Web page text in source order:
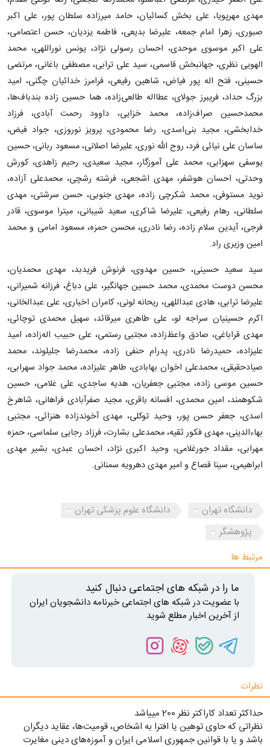
مهدی مهرپویا، علی بخش کسائیان، حامد میرزاده سلطان پور، علی اکبر
صبوری، زهرا امام جمعه، علیرضا بدیعی، فاطمه یزدیان، حسن اعتصامی،
علی اکبر موسوی موحدی، احسان رسولی نژاد، یونس نوراللهی، محمد
الهویی نظری، جهانبخش قاسمی، سید علی ترابی، مصطفی باغانی، مرتضی
حسینی، فتح اله پور فیاض، شاهین رفیعی، فرامرز خدائیان چگنی، امید
بزرگ حداد، فریبرز جولای، عطااله طالعی‌زاده، هما حسین زاده بندباف‌ها،
محمدحسین صراف‌زاده، محمد خزایی، داوود رحمت آبادی، فرزاد
خدابخشی، مجید بنی‌اسدی، رضا محمودی، پرویز نوروزی، جواد فیض،
ساسان علی نیائی فرد، روح الله نوری، علیرضا اصلانی، مسعود ربانی، حسین
یوسفی سهزابی، محمد علی آموزگار، مجید سعیدی، رحیم زاهدی، کورش
وحدتی، احسان هوشفر، مهدی اشجعی، فرشته رشچی، محمدعلی آزاده،
نوید مستوفی، محمد شکرچی زاده، مهدی جنوبی، حسن سرشتی، مهدی
سلطانی، رهام رفیعی، علیرضا شاکری، سعید شیبانی، میترا موسوی، قادر
فرجی، آیدین سلام زاده، رضا نادری، محسن حمزه، مسعود امامی و محمد
امین وزیری راد.
سید سعید حسینی، حسین مهدوی، فرنوش فریدبد، مهدی محمدیان،
محسن دوست محمدی، محمد حسین جهانگیر، علی دباغ، فرزانه شمیرانی،
علیرضا ترابی، هادی عبداللهی، ریحانه لونی، کامران اخباری، علی عبدالخانی،
اکرم حسینیان سراجه لو، علی طاهری میرقائد، سهیل محمدی توچائی،
مهدی قراباغی، صادق واعظ‌زاده، مجتبی رستمی، علی حبیب اله‌زاده، امید
علیزاده، حمیدرضا نادری، پدرام حنفی زاده، محمدرضا جلیلوند، محمد
صیادحقیقی، محمدعلی اخوان بهابادی، طاهر علیزاده، محمد جواد سهرابی،
حسین موسی زاده، مجتبی جعفریان، هدیه ساجدی، علی غلامی، حسین
شکوهمند، امین محمدی، افسانه باقری، مجید صفرآبادی فراهانی، شاهرخ
اسدی، جعفر حسن پور، وحید توکلی، مهدی آخوندزاده هنزائی، مجتبی
بهاءالدینی، مهدی فکور ثقیه، محمدعلی بشارت، فرزاد رجایی سلماسی، حمزه
مهرابی، مقداد جورغلامی، وحید اکبری نژاد، احسان عبدی، بشیر مهدی
ابراهیمی، سینا قصاع و امیر مهدی دهرویه سمنانی.
دانشگاه تهران
دانشگاه علوم پزشکی تهران
پژوهشگر
مرتبط ها
ما را در شبکه های اجتماعی دنبال کنید
با عضویت در شبکه های اجتماعی خبرنامه دانشجویان ایران
از آخرین اخبار مطلع شوید
نظرات
حداکثر تعداد کاراکتر نظر 200 ميياشد
نظراتی که حاوی توهین یا افترا به اشخاص، قومیت‌ها، عقاید دیگران
باشد و یا با قوانین جمهوری اسلامی ایران و آموزه‌های دینی مغایرت